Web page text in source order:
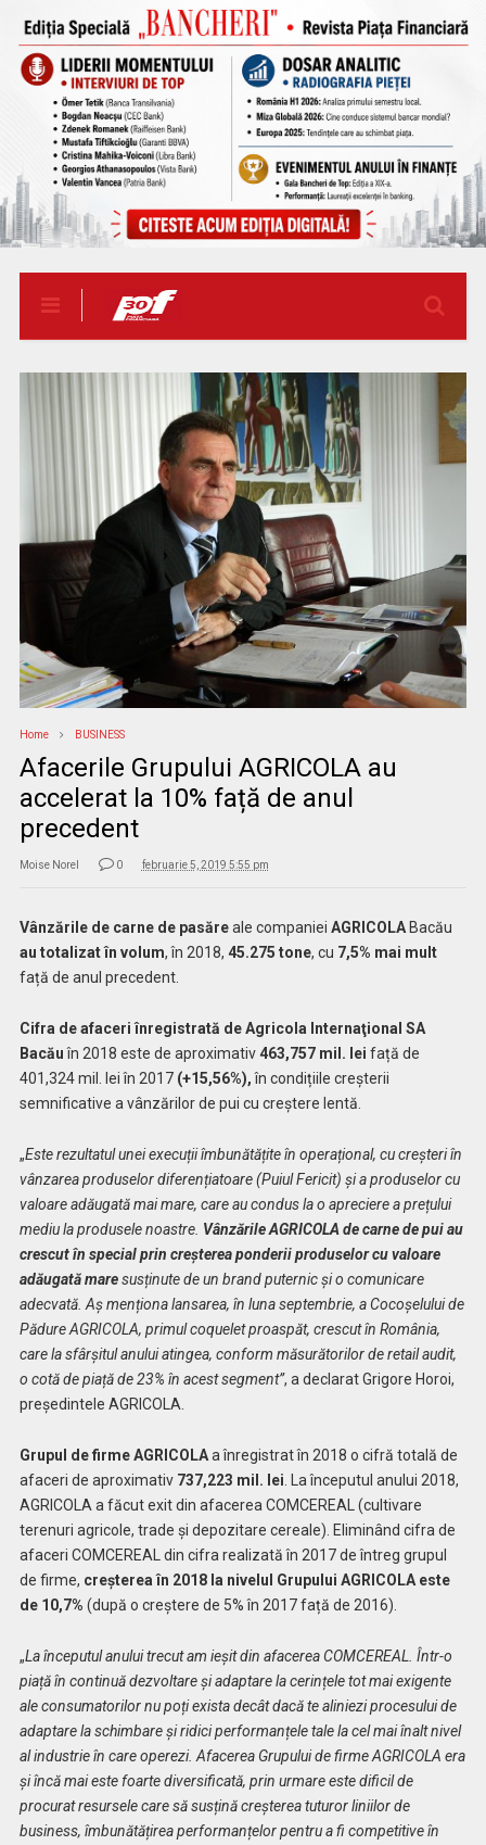
Home BUSINESS
Afacerile Grupului AGRICOLA au
accelerat la 10% față de anul
precedent
Moise Norel 0 februarie 5, 2019 5:55 pm
Vânzările de carne de pasăreale companiei AGRICOLA Bacău
au totalizat în volum, în 2018, 45.275 tone, cu 7,5% mai mult
față de anul precedent.
Cifra de afaceri înregistrată de Agricola Internaţional SA
Bacăuîn 2018 este de aproximativ463,757 mil. lei față de
401,324 mil. lei în 2017 (+15,56%),în condițiile creșterii
semnificative a vânzărilor de pui cu creștere lentă.
„Este rezultatul unei execuții îmbunătățite în operațional, cu creșteri în
vânzarea produselor diferențiatoare (Puiul Fericit) și a produselor cu
valoare adăugată mai mare, care au condus la o apreciere a prețului
mediu la produsele noastre. Vânzările AGRICOLA de carne de pui au
crescut în special prin creșterea ponderii produselor cu valoare
adăugată maresusținutede un brand puternic și o comunicare
adecvată. Aș menționa lansarea, în luna septembrie, a Cocoșelului de
Pădure AGRICOLA, primul coquelet proaspăt, crescut în România,
care la sfârșitul anului atingea, conform măsurătorilor de retail audit,
o cotă de piață de 23% în acest segment”, a declarat Grigore Horoi,
președintele AGRICOLA.
Grupul de firme AGRICOLAa înregistrat în 2018 o cifră totală de
afaceri de aproximativ 737,223 mil. lei . La începutul anului 2018,
AGRICOLA a făcut exit din afacerea COMCEREAL (cultivare
terenuri agricole, trade și depozitare cereale). Eliminând cifra de
afaceri COMCEREAL din cifra realizată în 2017 de întreg grupul
de firme, creșterea în 2018 la nivelul Grupului AGRICOLA este
de 10,7% (după o creștere de 5% în 2017 față de 2016).
„La începutul anului trecut am ieșit din afacerea COMCEREAL. Într-o
piață în continuă dezvoltare și adaptare la cerințele tot mai exigente
ale consumatorilor nu poți exista decât dacă te aliniezi procesului de
adaptare la schimbare și ridici performanțele tale la cel mai înalt nivel
al industrie în care operezi. Afacerea Grupului de firme AGRICOLA era
și încă mai este foarte diversificată, prin urmare este dificil de
procurat resursele care să susțină creșterea tuturor liniilor de
business, îmbunătățirea performanțelor pentru a fi competitive în